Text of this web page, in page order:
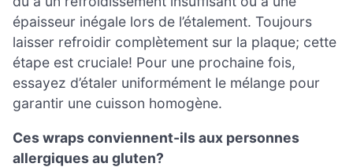
épaisseur inégale lors de l’étalement. Toujours
laisser refroidir complètement sur la plaque; cette
étape est cruciale! Pour une prochaine fois,
essayez d’étaler uniformément le mélange pour
garantir une cuisson homogène.
Ces wraps conviennent-ils aux personnes
allergiques au gluten?